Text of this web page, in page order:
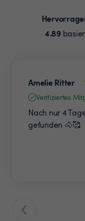
4.89
Amelie Ritter
Verifiziertes
Nach nur 4
gefunden 🐴🥰